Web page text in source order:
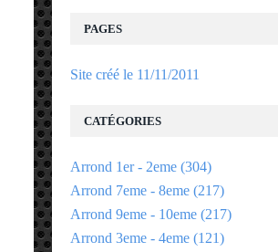
PAGES
Site créé le 11/11/2011
CATÉGORIES
Arrond 1er - 2eme (304)
Arrond 7eme - 8eme (217)
Arrond 9eme - 10eme (217)
Arrond 3eme - 4eme (121)